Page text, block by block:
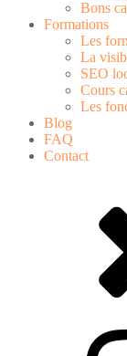
Bons
Formations
Les
La
SEO
Cours
Les
Blog
FAQ
Contact